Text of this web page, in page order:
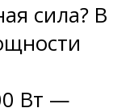
сила? В
Вт —